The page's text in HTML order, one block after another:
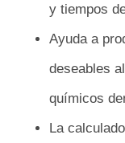
y tiempos
Ayuda a
deseables
químicos
La